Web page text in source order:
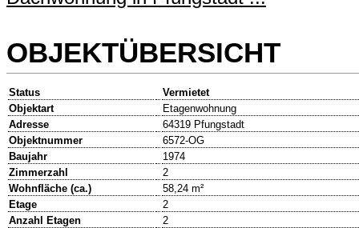
OBJEKTÜBERSICHT
Status
Vermietet
Objektart
Etagenwohnung
Adresse
64319 Pfungstadt
Objektnummer
6572-OG
Baujahr
1974
Zimmerzahl
2
Wohnfläche (ca.)
58,24 m²
Etage
2
Anzahl Etagen
2